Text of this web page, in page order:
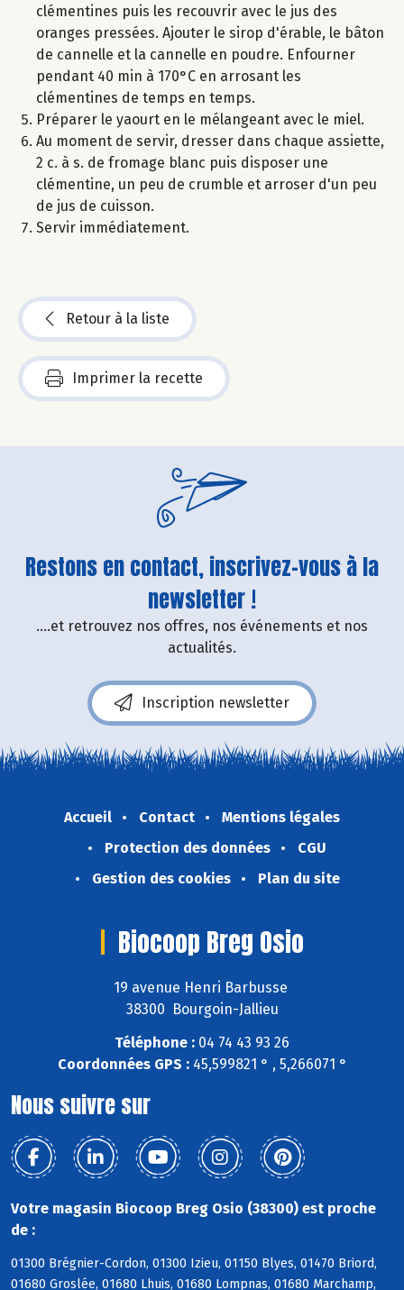
clémentines puis les recouvrir avec le jus des
oranges pressées. Ajouter le sirop d'érable, le bâton
de cannelle et la cannelle en poudre. Enfourner
pendant 40 min à 170°C en arrosant les
clémentines de temps en temps.
Préparer le yaourt en le mélangeant avec le miel.
Au moment de servir, dresser dans chaque assiette,
2 c. à s. de fromage blanc puis disposer une
clémentine, un peu de crumble et arroser d'un peu
de jus de cuisson.
Servir immédiatement.
Retour à la liste
Imprimer la recette
Restons en contact, inscrivez-vous à la
newsletter !
....et retrouvez nos offres, nos événements et nos
actualités.
Inscription newsletter
Accueil Contact
Mentions légales
Protection des données
CGU
Gestion des cookies
Plan du site
Biocoop Breg Osio
19 avenue Henri Barbusse
38300 Bourgoin-Jallieu
Téléphone : 04 74 43 93 26
Coordonnées GPS :45,599821 ° , 5,266071 °
Nous suivre sur
Votre magasin Biocoop Breg Osio (38300) est proche
de :
01300 Brégnier-Cordon, 01300 Izieu, 01150 Blyes, 01470 Briord,
01680 Groslée, 01680 Lhuis, 01680 Lompnas, 01680 Marchamp,